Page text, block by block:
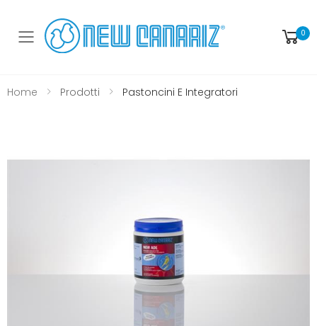
Toggle mobile menu 0
Home Prodotti Pastoncini E Integratori